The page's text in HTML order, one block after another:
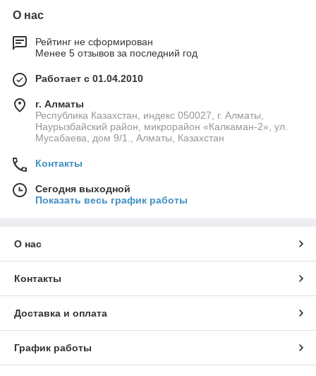
О нас
Рейтинг не сформирован
Менее 5 отзывов за последний год
Работает с 01.04.2010
г. Алматы
Республика Казахстан, индекс 050027, г. Алматы,
Наурызбайский район, микрорайон «Калкаман-2», ул.
Мусабаева, дом 9/1., Алматы, Казахстан
Контакты
Сегодня выходной
Показать весь график работы
О нас
Контакты
Доставка и оплата
График работы